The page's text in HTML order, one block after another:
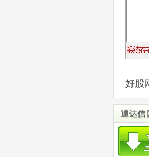
好股
通达信